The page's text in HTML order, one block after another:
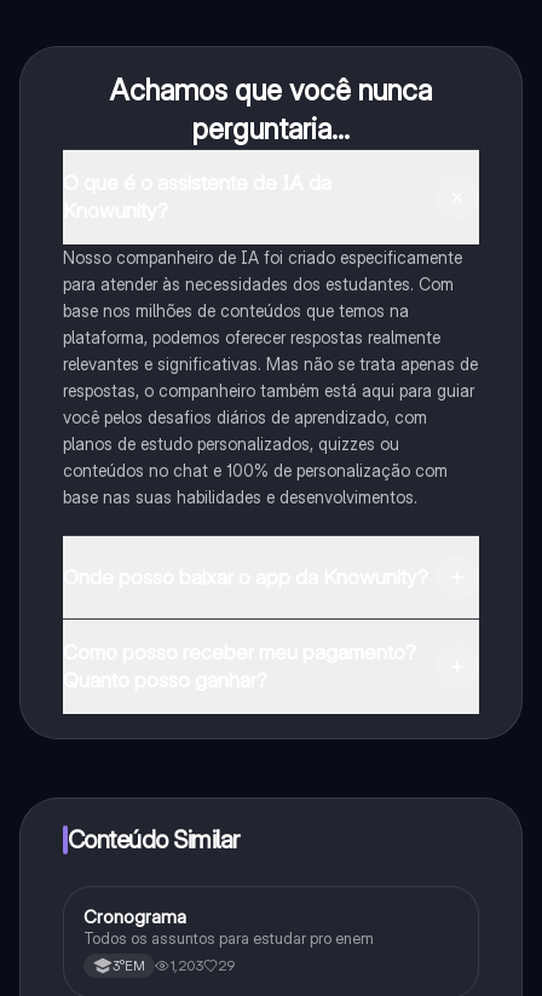
Achamos que você nunca
perguntaria...
Nosso companheiro de IA foi criado especificamente
para atender às necessidades dos estudantes. Com
base nos milhões de conteúdos que temos na
plataforma, podemos oferecer respostas realmente
relevantes e significativas. Mas não se trata apenas de
respostas, o companheiro também está aqui para guiar
você pelos desafios diários de aprendizado, com
planos de estudo personalizados, quizzes ou
conteúdos no chat e 100% de personalização com
base nas suas habilidades e desenvolvimentos.
Conteúdo Similar
Português
Cronograma
Todos os assuntos para estudar pro enem
3°EM 1,203 29